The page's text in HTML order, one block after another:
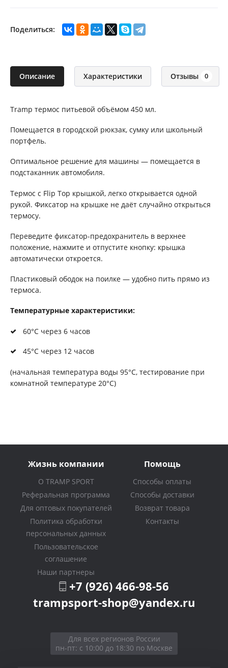
Поделиться:
Описание Характеристики Отзывы 0
Tramp термос питьевой объёмом 450 мл.
Помещается в городской рюкзак, сумку или школьный
портфель.
Оптимальное решение для машины — помещается в
подстаканник автомобиля.
Термос с Flip Top крышкой, легко открывается одной
рукой. Фиксатор на крышке не даёт случайно открыться
термосу.
Переведите фиксатор-предохранитель в верхнее
положение, нажмите и отпустите кнопку: крышка
автоматически откроется.
Пластиковый ободок на поилке — удобно пить прямо из
термоса.
Температурные характеристики:
60°С через 6 часов
45°С через 12 часов
(начальная температура воды 95°C, тестирование при
комнатной температуре 20°C)
Жизнь компании
О TRAMP SPORT
Реферальная программа
Для оптовых покупателей
Политика обработки
персональных данных
Пользовательское
соглашение
Наши партнеры
Помощь
Способы оплаты
Способы доставки
Возврат товара
Контакты
+7 (926) 466-98-56
trampsport-shop@yandex.ru
Для всех регионов России
пн-пт: с 10:00 до 18:30 по Москве